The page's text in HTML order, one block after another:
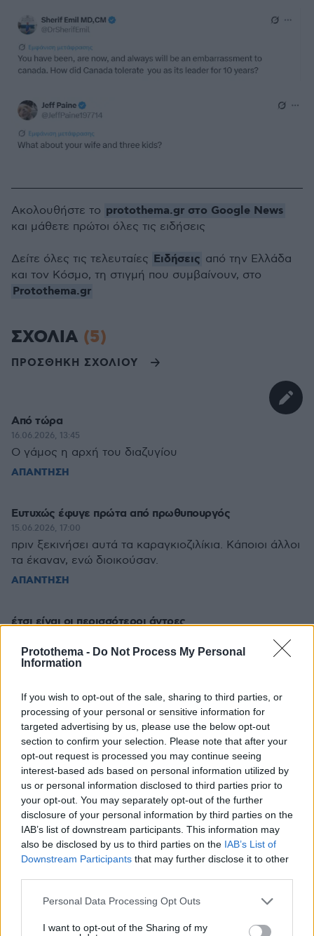
Protothema - Do Not Process My Personal
Information
If you wish to opt-out of the sale, sharing to third parties, or
processing of your personal or sensitive information for
targeted advertising by us, please use the below opt-out
section to confirm your selection. Please note that after your
opt-out request is processed you may continue seeing
interest-based ads based on personal information utilized by
us or personal information disclosed to third parties prior to
your opt-out. You may separately opt-out of the further
disclosure of your personal information by third parties on the
IAB’s list of downstream participants. This information may
also be disclosed by us to third parties on the IAB’s List of
Downstream Participants that may further disclose it to other
Please note that this website/app uses one or more Google
not limited to your visit or usage behaviour. You may click to
Personal Data Processing Opt Outs
I want to opt-out of the Sharing of my
Ακολουθήστε το protothema.gr στο Google News
και μάθετε πρώτοι όλες τις ειδήσεις
Δείτε όλες τις τελευταίες Ειδήσεις από την Ελλάδα
και τον Κόσμο, τη στιγμή που συμβαίνουν, στο
Protothema.gr
ΣΧΟΛΙΑ (5)
ΠΡΟΣΘΗΚΗ ΣΧΟΛΙΟΥ
Από τώρα
16.06.2026, 13:45
Ο γάμος η αρχή του διαζυγίου
ΑΠΑΝΤΗΣΗ
Ευτυχώς έφυγε πρώτα από πρωθυπουργός
15.06.2026, 17:00
πριν ξεκινήσει αυτά τα καραγκιοζιλίκια. Κάποιοι άλλοι
τα έκαναν, ενώ διοικούσαν.
ΑΠΑΝΤΗΣΗ
έτσι είναι οι περισσότεροι άντρες
δώστους μια ωραία γυναίκα (όχι Μπάρκα) και ξεχνάνε
και το όνομά τους
Καλοφτιαγμένη
15.06.2026, 08:53
η Κέιτι κάτω από το γαλάζιο φόρεμά της...
ΑΠΑΝΤΗΣΗ
ανταρσύας φλοτίλας
ΑΠΑΝΤΗΣΗ